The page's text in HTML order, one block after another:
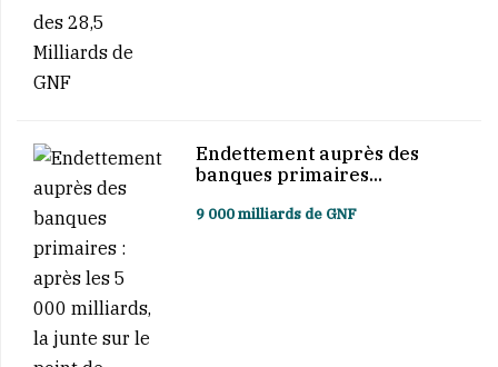
Endettement auprès des
banques primaires...
9 000 milliards de GNF